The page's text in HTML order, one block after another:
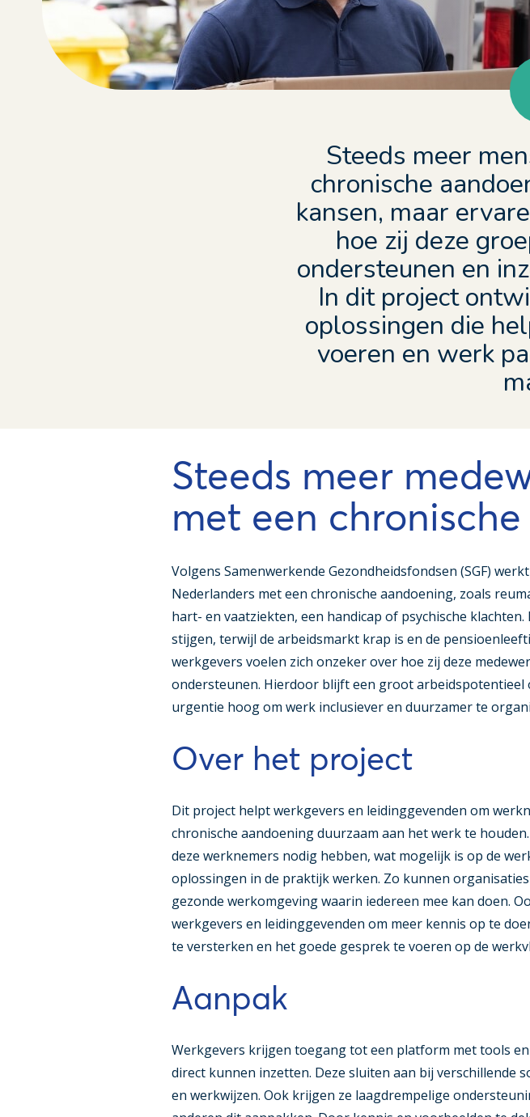
Steeds meer
chronische
kansen, maar
hoe zij deze
ondersteunen en
In dit project
oplossingen die
voeren en werk
Steeds meer
met een
Volgens Samenwerkende Gezondheidsfondsen (SGF)
Nederlanders met een chronische aandoening, zoals
hart- en vaatziekten, een handicap of psychische
stijgen, terwijl de arbeidsmarkt krap is en de
werkgevers voelen zich onzeker over hoe zij deze
ondersteunen. Hierdoor blijft een groot arbeidspotentieel
urgentie hoog om werk inclusiever en duurzamer te
Over het project
Dit project helpt werkgevers en leidinggevenden om
chronische aandoening duurzaam aan het werk te
deze werknemers nodig hebben, wat mogelijk is op de
oplossingen in de praktijk werken. Zo kunnen
gezonde werkomgeving waarin iedereen mee kan doen.
werkgevers en leidinggevenden om meer kennis op te
te versterken en het goede gesprek te voeren op de
Aanpak
Werkgevers krijgen toegang tot een platform met tools
direct kunnen inzetten. Deze sluiten aan bij verschillende
en werkwijzen. Ook krijgen ze laagdrempelige